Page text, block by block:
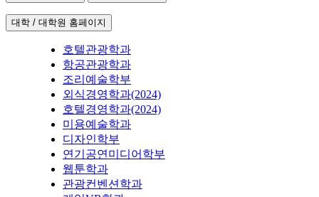
대학 / 대학원 홈페이지
호텔관광학과
항공관광학과
조리예술학부
외식경영학과(2024)
호텔경영학과(2024)
미용예술학과
디자인학부
연기공연미디어학부
웹툰학과
관광컨벤션학과